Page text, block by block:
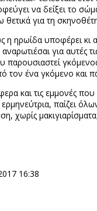
να δείξει το
για τη
ηρωίδα υποφέρει κι
για αυτές
ένα γκόμενο και
και τις εμμονές
ερμηνεύτρια,
χωρίς
16:38